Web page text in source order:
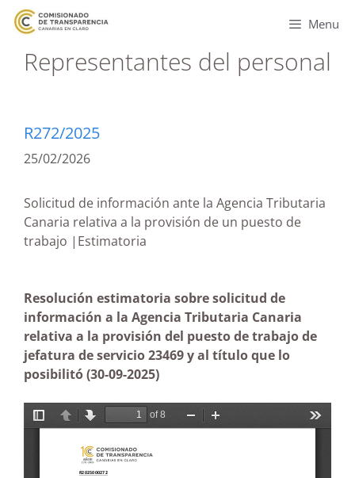
Menu
Representantes del personal
R272/2025
25/02/2026
Solicitud de información ante la Agencia Tributaria
Canaria relativa a la provisión de un puesto de
trabajo |Estimatoria
Resolución estimatoria sobre solicitud de
información a la Agencia Tributaria Canaria
relativa a la provisión del puesto de trabajo de
jefatura de servicio 23469 y al título que lo
posibilitó(30-09-2025)